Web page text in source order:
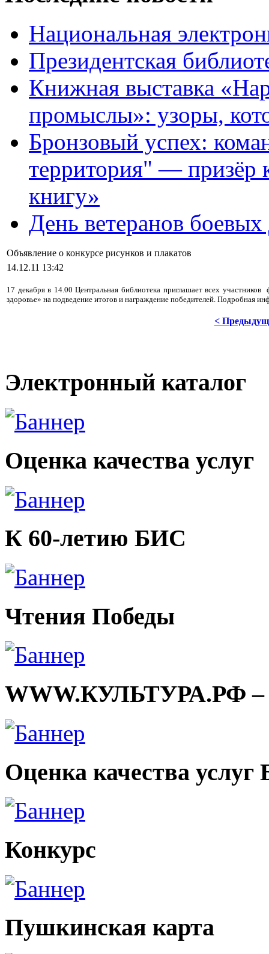
Национальная
Президентская
Книжная выставка
промыслы»: узоры,
Бронзовый успех:
территория" — призёр
книгу»
День ветеранов
Объявление о конкурсе рисунков и плакатов
14.12.11 13:42
17 декабря в 14.00 Центральная библиотека приглашаетвсех участников
здоровье» на подведение итогов и награждение победителей. Подробная
<
Электронный каталог
Оценка качества услуг
К 60-летию БИС
Чтения Победы
WWW.КУЛЬТУРА.РФ –
Оценка качества
Конкурс
Пушкинская карта